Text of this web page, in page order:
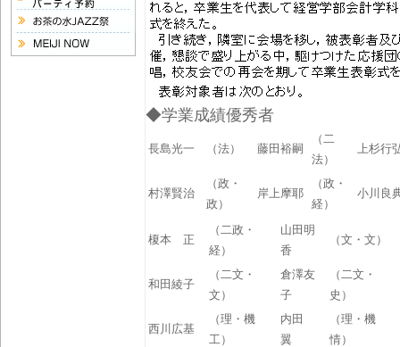
◆学業成績優秀者
長島光一 （法） 藤田裕嗣
（二
法）
上杉行
村澤賢治
（政・
政）
岸上摩耶
（政・
経）
小川良
榎本 正
（二政・
経）
山田明
香
（文・文）
和田綾子
（二文・
文）
倉澤友
子
（二文・
史）
西川広基
（理・機
工）
内田
翼
（理・機
情）